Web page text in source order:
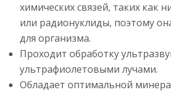
химических связей, таких как
или радионуклиды, поэтому
для организма.
Проходит обработку
ультрафиолетовыми лучами.
Обладает оптимальной